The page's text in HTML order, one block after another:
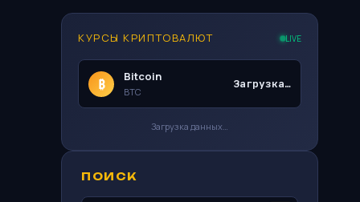
КУРСЫ КРИПТОВАЛЮТ LIVE
₿ Bitcoin
BTC
Загрузка…
Загрузка данных…
ПОИСК